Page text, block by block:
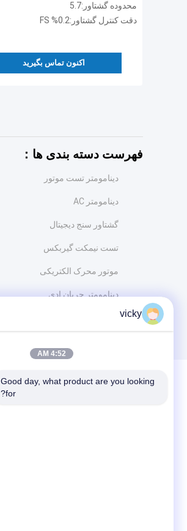
محدوده گشتاور:5.7
دقت کنترل گشتاور:0.2% FS
اکنون تماس بگیرید
فهرست دسته بندی ها：
دینامومتر تست موتور
دینامومتر AC
گشتاور سنج دیجیتال
تست نیمکت گیربکس
موتور محرک الکتریکی
دینامومتر جریان ادی
vicky
4:52 AM
Good day, what product are you looking
for?